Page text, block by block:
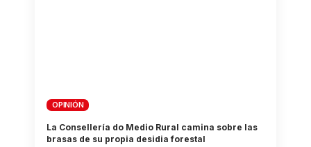
OPINIÓN
La Consellería do Medio Rural camina sobre las
brasas de su propia desidia forestal